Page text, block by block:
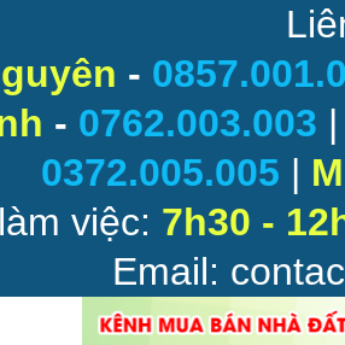
-
- 0762.003.003
0372.005.005 |
việc: 7h30 -
Email: